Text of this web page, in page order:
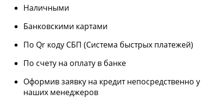
Наличными
Банковскими картами
По Qr коду СБП (Система быстрых платежей)
По счету на оплату в банке
Оформив заявку на кредит непосредственно у
наших менеджеров